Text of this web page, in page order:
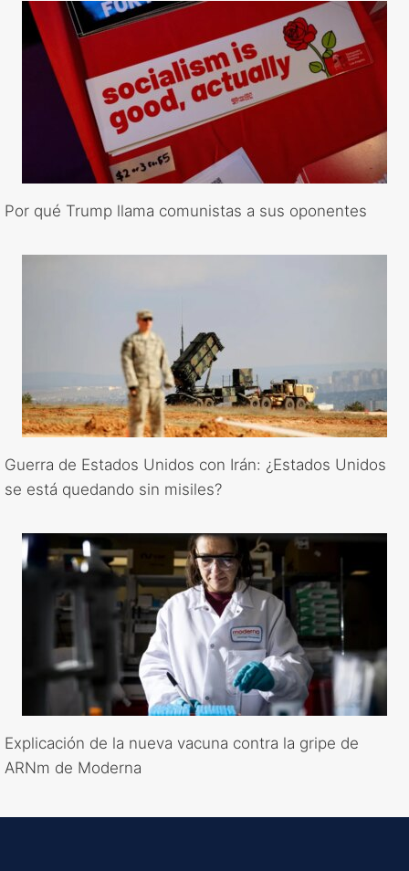
Por qué Trump llama comunistas a sus oponentes
Guerra de Estados Unidos con Irán: ¿Estados Unidos
se está quedando sin misiles?
Explicación de la nueva vacuna contra la gripe de
ARNm de Moderna